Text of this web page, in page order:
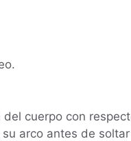
cuerpo con
arco antes de